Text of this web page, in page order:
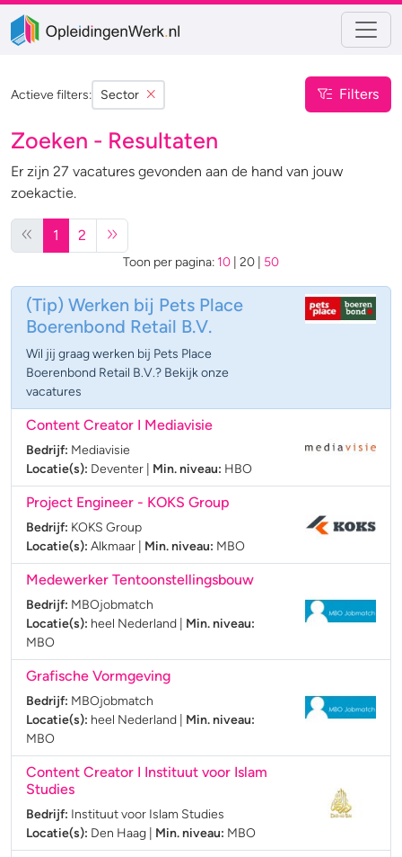
Actieve filters: Sector Filters
Zoeken - Resultaten
Er zijn 27 vacatures gevonden aan de hand van jouw
zoekactie.
1 2
Toon per pagina: 10 20 50
(Tip) Werken bij Pets Place
Boerenbond Retail B.V.
Wil jij graag werken bij Pets Place
Boerenbond Retail B.V.? Bekijk onze
vacatures
Content Creator I Mediavisie
Bedrijf: Mediavisie
Locatie(s): Deventer Min. niveau: HBO
Project Engineer - KOKS Group
Bedrijf: KOKS Group
Locatie(s): Alkmaar Min. niveau: MBO
Medewerker Tentoonstellingsbouw
Bedrijf: MBOjobmatch
Locatie(s): heel Nederland
Min. niveau:
MBO
Grafische Vormgeving
Bedrijf: MBOjobmatch
Locatie(s): heel Nederland
Min. niveau:
MBO
Content Creator I Instituut voor Islam
Studies
Bedrijf: Instituut voor Islam Studies
Locatie(s): Den Haag Min. niveau: MBO